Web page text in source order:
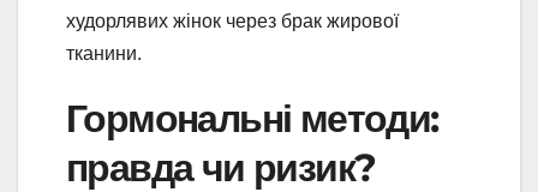
худорлявих жінок через брак жирової
тканини.
Гормональні методи:
правда чи ризик?